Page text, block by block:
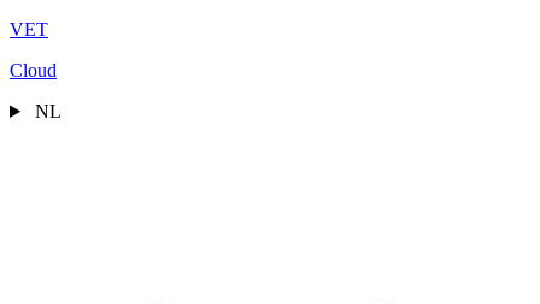
VET
Cloud
NL